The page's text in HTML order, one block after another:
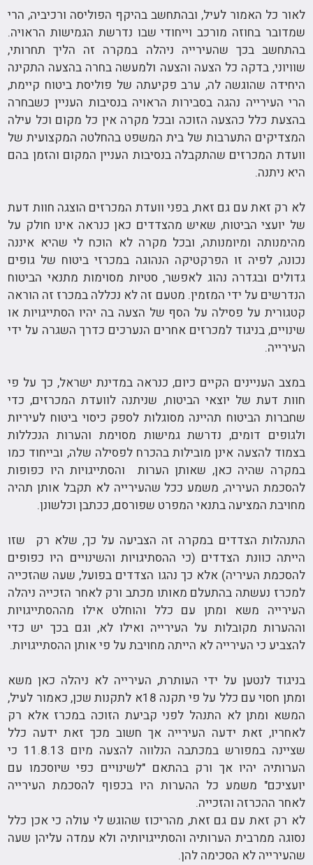
לאור כל האמור לעיל, ובהתחשב בהיקף הפוליסה ורכיביה, הרי
שמדובר בחוזה מורכב וייחודי שבו נדרשת הגמישות הראויה.
בהתחשב בכך שהעירייה ניהלה במקרה זה הליך תחרותי,
שוויוני, בדקה כל הצעה והצעה ולמעשה בחרה בהצעה התקינה
היחידה שהוגשה לה, ערב פקיעתה של פוליסת ביטוח קיימת,
הרי העירייה נהגה בסבירות הראויה בנסיבות העניין כשבחרה
בהצעת כלל כהצעה הזוכה ובכל מקרה אין כל מקום וכל עילה
המצדיקים התערבות של בית המשפט בהחלטה המקצועית של
וועדת המכרזים שהתקבלה בנסיבות העניין המקום והזמן בהם
היא ניתנה.
לא רק זאת עם גם זאת, בפני וועדת המכרזים הוצגה חוות דעת
של יועצי הביטוח, שאיש מהצדדים כאן כנראה אינו חולק על
מהימנותה ומיומנותה, ובכל מקרה לא הוכח לי שהיא איננה
נכונה, לפיה זו הפרקטיקה הנהוגה במכרזי ביטוח של גופים
גדולים ובגדרה נהוג לאפשר, סטיות מסוימות מתנאי הביטוח
הנדרשים על ידי המזמין. מטעם זה לא נכללה במכרז זה הוראה
קטגורית על פסילה על הסף של הצעה בה יהיו הסתייגויות או
שינויים, בניגוד למכרזים אחרים הנערכים כדרך השגרה על ידי
העירייה.
במצב העניינים הקיים כיום, כנראה במדינת ישראל, כך על פי
חוות דעת של יוצאי הביטוח, שניתנה לוועדת המכרזים, כדי
שחברות הביטוח תהיינה מסוגלות לספק כיסוי ביטוח לעיריות
ולגופים דומים, נדרשת גמישות מסוימת והערות הנכללות
בצמוד להצעה אינן מובילות בהכרח לפסילה שלה, ובייחוד כמו
במקרה שהיה כאן, שאותן הערות והסתייגויות היו כפופות
להסכמת העיריה, משמע ככל שהעירייה לא תקבל אותן תהיה
מחויבת המציעה בתנאי המפרט שפורסם, ככתבן וכלשונן.
התנהלות הצדדים במקרה זה הצביעה על כך, שלא רק שזו
הייתה כוונת הצדדים (כי ההסתיגויות והשינויים היו כפופים
להסכמת העיריה) אלא כך נהגו הצדדים בפועל, שעה שהזכייה
למכרז נעשתה בהתעלם מאותו מכתב ורק לאחר הזכייה ניהלה
העירייה משא ומתן עם כלל והוחלט אילו מההסתייגויות
וההערות מקובלות על העירייה ואילו לא, וגם בכך יש כדי
להצביע כי העירייה לא הייתה מחויבת על פי אותן ההסתייגויות.
בניגוד לנטען על ידי העותרת, העירייה לא ניהלה כאן משא
ומתן חסוי עם כלל על פי תקנה 18א לתקנות שכן, כאמור לעיל,
המשא ומתן לא התנהל לפני קביעת הזוכה במכרז אלא רק
לאחריו, זאת ידעה העירייה אך חשוב מכך זאת ידעה כלל
שציינה במפורש במכתבה הנלווה להצעה מיום 11.8.13 כי
הערותיה יהיו אך ורק בהתאם "לשינויים כפי שיוסכמו עם
יועציכם" משמע כל ההערות היו בכפוף להסכמת העירייה
לאחר ההכרזה והזכייה.
לא רק זאת עם גם זאת, מהריכוז שהוגש לי עולה כי אכן כלל
נסוגה ממרבית הערותיה והסתייגויותיה ולא עמדה עליהן שעה
שהעירייה לא הסכימה להן.